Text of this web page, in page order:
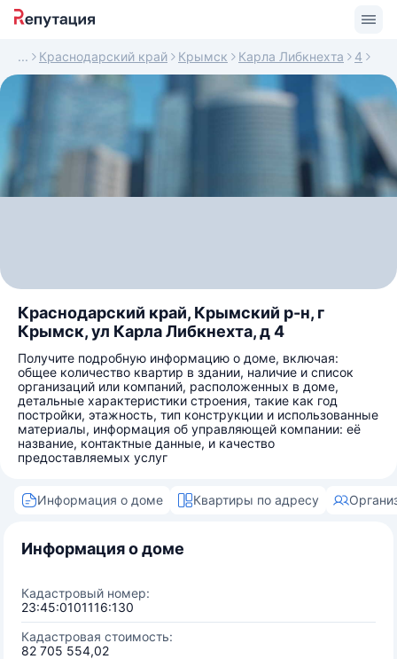
Краснодарский край Крымск Карла Либкнехта 4
Краснодарский край, Крымский р-н, г
Крымск, ул Карла Либкнехта, д 4
Получите подробную информацию о доме, включая:
общее количество квартир в здании, наличие и список
организаций или компаний, расположенных в доме,
детальные характеристики строения, такие как год
постройки, этажность, тип конструкции и использованные
материалы, информация об управляющей компании: её
название, контактные данные, и качество
предоставляемых услуг
Информация о доме Квартиры по адресу
Информация о доме
Кадастровый номер:
23:45:0101116:130
Кадастровая стоимость:
82 705 554,02